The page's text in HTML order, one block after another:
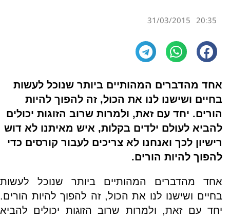
20:35
31/03/2015
אחד מהדברים המהותיים ביותר שנוכל לעשות
בחיים ושישנו לנו את הכול, זה להפוך להיות
הורים. יחד עם זאת, ולמרות שרוב הזוגות יכולים
להביא לעולם ילדים בקלות, איש מאיתנו לא דוש
רישיון לכך ואנחנו לא צריכים לעבור קורסים כדי
להפוך להיות הורים.
אחד מהדברים המהותיים ביותר שנוכל לעשות
בחיים ושישנו לנו את הכול, זה להפוך להיות הורים.
יחד עם זאת, ולמרות שרוב הזוגות יכולים להביא